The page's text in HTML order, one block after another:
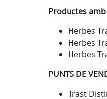
Productes
Herbes
Herbes
Herbes
PUNTS DE
Trast